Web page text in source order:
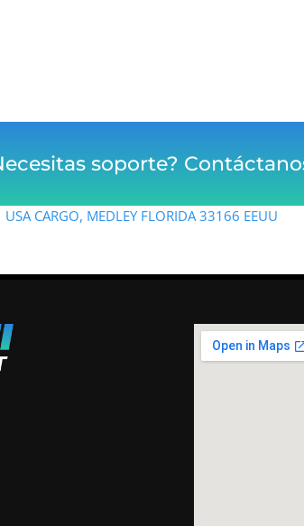
soporte?
CARGO, MEDLEY FLORIDA 33166 EEUU